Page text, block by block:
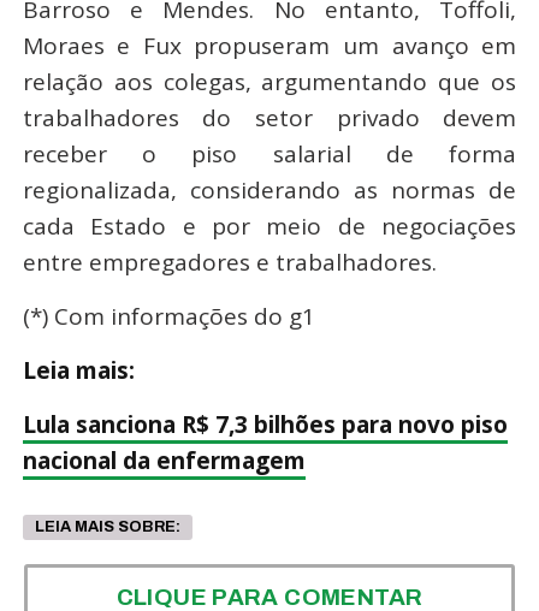
Barroso e Mendes. No entanto, Toffoli,
Moraes e Fux propuseram um avanço em
relação aos colegas, argumentando que os
trabalhadores do setor privado devem
receber o piso salarial de forma
regionalizada, considerando as normas de
cada Estado e por meio de negociações
entre empregadores e trabalhadores.
(*) Com informações do g1
Leia mais:
Lula sanciona R$ 7,3 bilhões para novo piso
nacional da enfermagem
LEIA MAIS SOBRE:
CLIQUE PARA COMENTAR